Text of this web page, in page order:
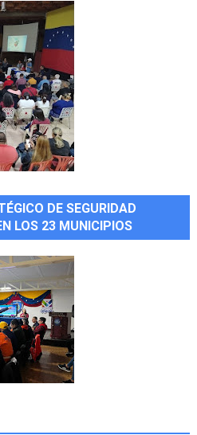
DE SEGURIDAD
LOS 23 MUNICIPIOS